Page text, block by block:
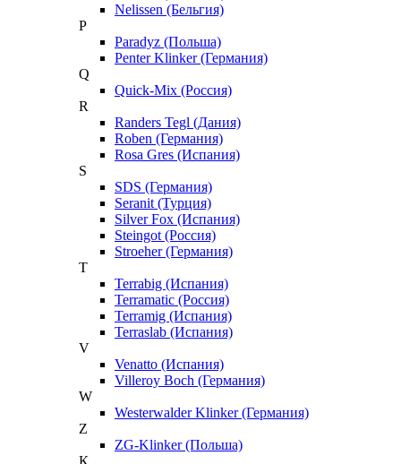
Nelissen (Бельгия)
P
Paradyz (Польша)
Penter Klinker (Германия)
Q
Quick-Mix (Россия)
R
Randers Tegl (Дания)
Roben (Германия)
Rosa Gres (Испания)
S
SDS (Германия)
Seranit (Турция)
Silver Fox (Испания)
Steingot (Россия)
Stroeher (Германия)
T
Terrabig (Испания)
Terramatic (Россия)
Terramig (Испания)
Terraslab (Испания)
V
Venatto (Испания)
Villeroy Boch (Германия)
W
Westerwalder Klinker (Германия)
Z
ZG-Klinker (Польша)
К